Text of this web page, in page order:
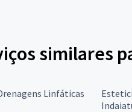
similares
Linfáticas